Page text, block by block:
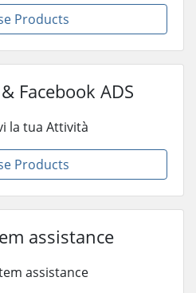
Products
Facebook ADS
la tua Attività
Products
assistance
assistance